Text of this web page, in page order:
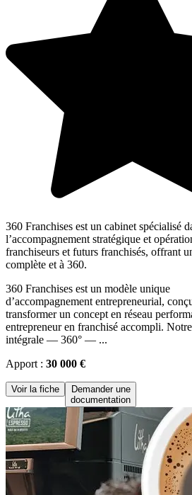
360 Franchises est un cabinet spécialisé
l’accompagnement stratégique et
franchiseurs et futurs franchisés, offrant
complète et à 360.
360 Franchises est un modèle unique
d’accompagnement entrepreneurial,
transformer un concept en réseau
entrepreneur en franchisé accompli.
intégrale — 360° — ...
Apport : 30 000 €
Voir la fiche
Demander une
documentation